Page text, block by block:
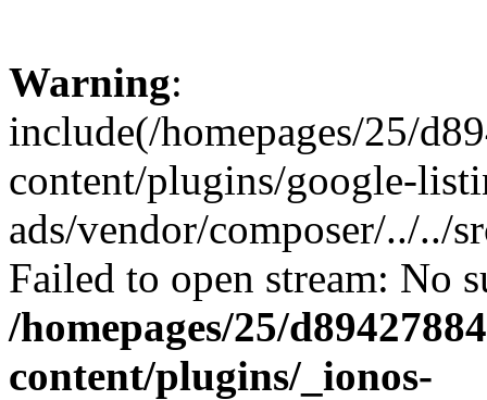
Warning:
include(/homepages/25/
content/plugins/google-
ads/vendor/composer/../../
Failed to open stream: No
/homepages/25/
content/plugins/_ionos-